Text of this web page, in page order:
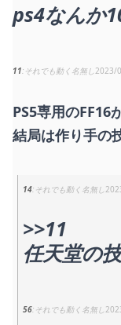
ps4なんか
11 それでも動く名無し2023/
PS5専用のFF16
結局は作り手の
14 それでも動く名無し
>>11
任天堂の
56 それでも動く名無し